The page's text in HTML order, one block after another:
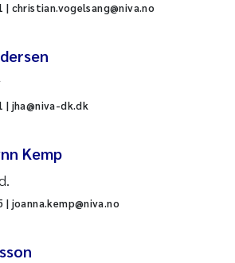
| christian.vogelsang@niva.no
| jha@niva-dk.dk
Kemp
| joanna.kemp@niva.no